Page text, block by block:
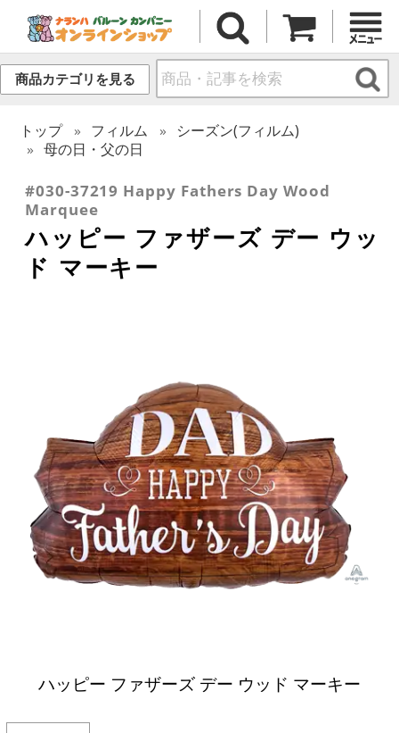
商品カテゴリを見る
トップ フィルム
シーズン(フィルム)
母の日・父の日
#030-37219 Happy Fathers Day Wood
Marquee
ハッピー ファザーズ デー ウッ
ド マーキー
ハッピー ファザーズ デー ウッド マーキー